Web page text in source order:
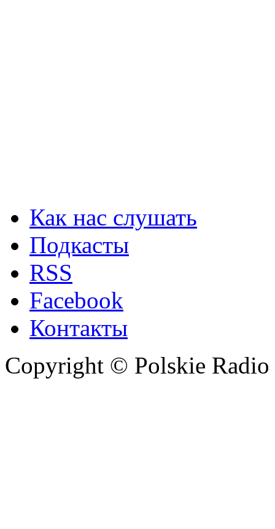
Как нас слушать
Подкасты
RSS
Facebook
Контакты
Copyright © Polskie